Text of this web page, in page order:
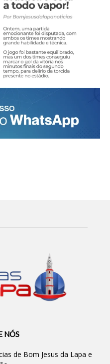
NÓS
de Bom Jesus da Lapa e